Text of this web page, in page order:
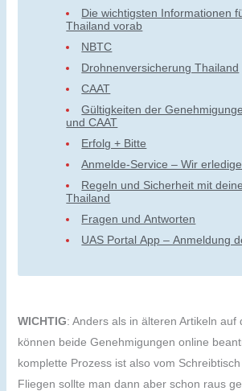
Die wichtigsten Informationen
Thailand vorab
NBTC
Drohnenversicherung Thailand
CAAT
Gültigkeiten der
und CAAT
Erfolg + Bitte
Anmelde-Service – Wir
Regeln und Sicherheit mit
Thailand
Fragen und Antworten
UAS Portal App – Anmeldung
WICHTIG: Anders als in älteren Artikeln auf
können beide Genehmigungen online
komplette Prozess ist also vom
Fliegen sollte man dann aber schon raus